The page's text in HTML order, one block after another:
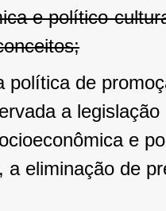
e político-
política de
a
e
a eliminação de